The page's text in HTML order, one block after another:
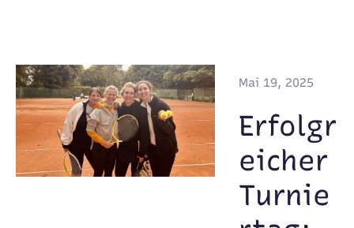
Mai 19, 2025
Erfolgr
eicher
Turnie